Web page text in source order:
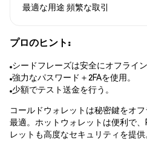
最適な用途 頻繁な取引
プロのヒント:
シードフレーズは安全にオフライン
強力なパスワード＋2FAを使用。
少額でテスト送金を行う。
コールドウォレットは秘密鍵をオ
最適。ホットウォレットは便利で
レットも高度なセキュリティを提供